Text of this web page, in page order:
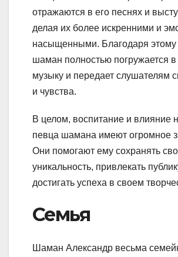
отражаются в его песнях и
делая их более искренними и
насыщенными. Благодаря этому
шаман полностью погружается
музыку и передает слушателям
и чувства.
В целом, воспитание и влияние
певца шамана имеют огромное
Они помогают ему сохранять
уникальность, привлекать
достигать успеха в своем
Семья
Шаман Александр весьма